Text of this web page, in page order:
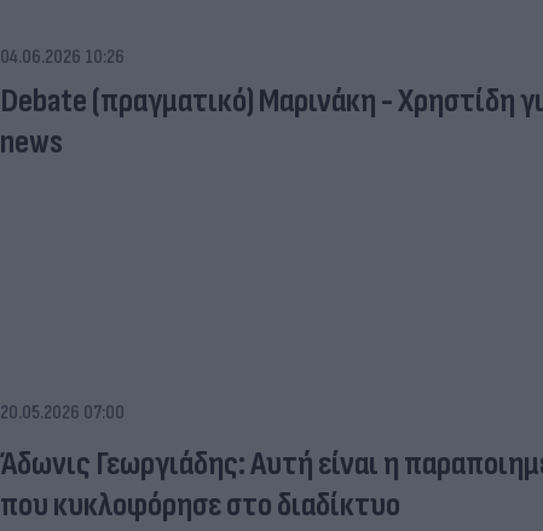
04.06.2026 10:26
Debate (πραγματικό) Μαρινάκη - Χρηστίδη
news
20.05.2026 07:00
Άδωνις Γεωργιάδης: Αυτή είναι η
που κυκλοφόρησε στο διαδίκτυο